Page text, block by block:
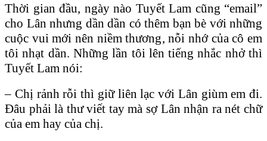
Thời gian đầu, ngày nào Tuyết Lam cũng “email”
cho Lân nhưng dần dần có thêm bạn bè với những
cuộc vui mới nên niềm thương, nỗi nhớ của cô em
tôi nhạt dần. Những lần tôi lên tiếng nhắc nhở thì
Tuyết Lam nói:
– Chị rảnh rỗi thì giữ liên lạc với Lân giùm em đi.
Ðâu phải là thư viết tay mà sợ Lân nhận ra nét chữ
của em hay của chị.